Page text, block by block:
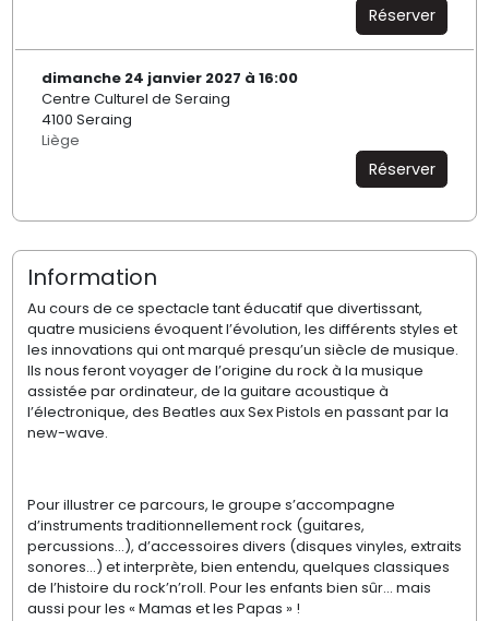
Réserver
dimanche 24 janvier 2027 à 16:00
Centre Culturel de Seraing
4100 Seraing
Liège
Réserver
Information
Au cours de ce spectacle tant éducatif que divertissant,
quatre musiciens évoquent l’évolution, les différents styles et
les innovations qui ont marqué presqu’un siècle de musique.
Ils nous feront voyager de l’origine du rock à la musique
assistée par ordinateur, de la guitare acoustique à
l’électronique, des Beatles aux Sex Pistols en passant par la
new-wave.
Pour illustrer ce parcours, le groupe s’accompagne
d’instruments traditionnellement rock (guitares,
percussions...), d’accessoires divers (disques vinyles, extraits
sonores...) et interprète, bien entendu, quelques classiques
de l’histoire du rock’n’roll. Pour les enfants bien sûr... mais
aussi pour les « Mamas et les Papas » !